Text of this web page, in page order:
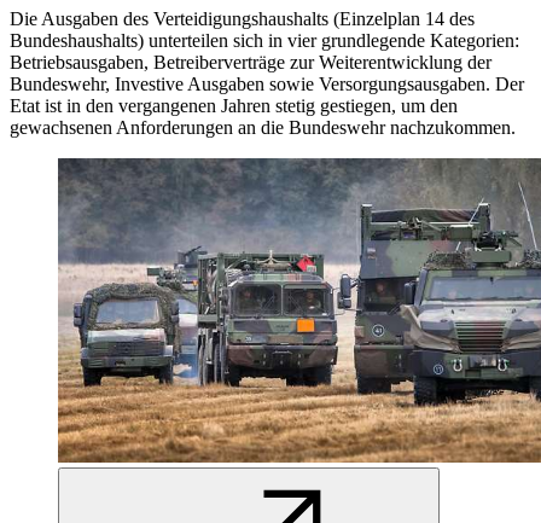
Die Ausgaben des Verteidigungshaushalts (Einzelplan 14 des
Bundeshaushalts) unterteilen sich in vier grundlegende Kategorien:
Betriebsausgaben, Betreiberverträge zur Weiterentwicklung der
Bundeswehr, Investive Ausgaben sowie Versorgungsausgaben. Der
Etat ist in den vergangenen Jahren stetig gestiegen, um den
gewachsenen Anforderungen an die Bundeswehr nachzukommen.